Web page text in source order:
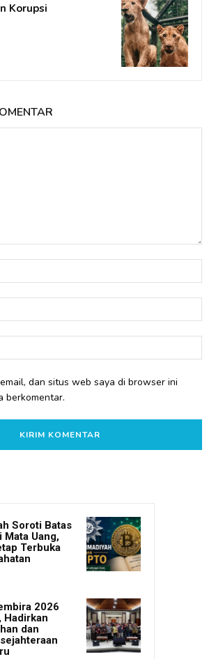
Korupsi
dan situs web saya di browser ini
berkomentar.
Soroti Batas
Mata Uang,
Terbuka
2026
Hadirkan
dan